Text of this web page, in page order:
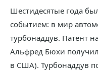
Шестидесятые года
событием: в мир
турбонаддув. Патент
Альфред Бюхи
в США). Турбонаддув